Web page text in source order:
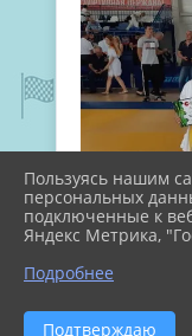
Пользуясь нашим
персональных
подключенные к
Яндекс Метрика,
Подробнее
Подтверждаю